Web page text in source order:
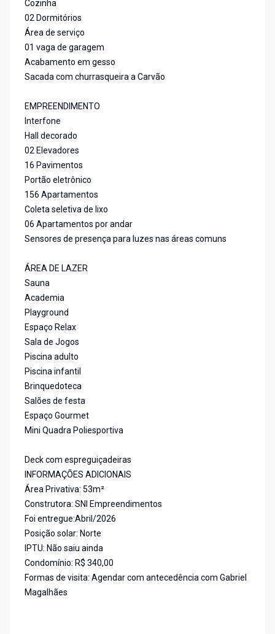
Cozinha
02 Dormitórios
Área de serviço
01 vaga de garagem
Acabamento em gesso
Sacada com churrasqueira a Carvão
EMPREENDIMENTO
Interfone
Hall decorado
02 Elevadores
16 Pavimentos
Portão eletrônico
156 Apartamentos
Coleta seletiva de lixo
06 Apartamentos por andar
Sensores de presença para luzes nas áreas comuns
ÁREA DE LAZER
Sauna
Academia
Playground
Espaço Relax
Sala de Jogos
Piscina adulto
Piscina infantil
Brinquedoteca
Salões de festa
Espaço Gourmet
Mini Quadra Poliesportiva
Deck com espreguiçadeiras
INFORMAÇÕES ADICIONAIS
Área Privativa: 53m²
Construtora: SNI Empreendimentos
Foi entregue:Abril/2026
Posição solar: Norte
IPTU: Não saiu ainda
Condomínio: R$ 340,00
Formas de visita: Agendar com antecedência com Gabriel
Magalhães